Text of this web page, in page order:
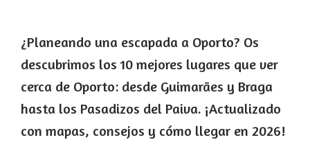
¿Planeando una escapada a Oporto? Os
descubrimos los 10 mejores lugares que ver
cerca de Oporto: desde Guimarães y Braga
hasta los Pasadizos del Paiva. ¡Actualizado
con mapas, consejos y cómo llegar en 2026!